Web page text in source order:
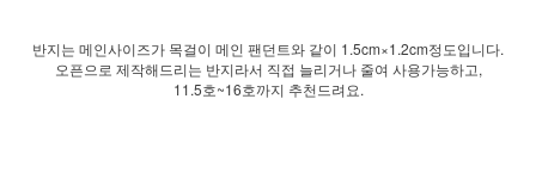
반지는 메인사이즈가 목걸이 메인 팬던트와 같이 1.5cm×1.2cm정도입니다.
오픈으로 제작해드리는 반지라서 직접 늘리거나 줄여 사용가능하고,
11.5호~16호까지 추천드려요.